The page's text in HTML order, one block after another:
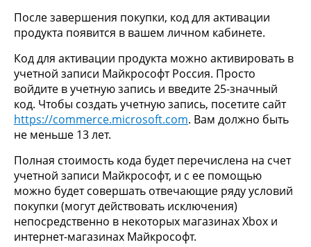
После завершения покупки, код для активации
продукта появится в вашем личном кабинете.
Код для активации продукта можно активировать в
учетной записи Майкрософт Россия. Просто
войдите в учетную запись и введите 25-значный
код. Чтобы создать учетную запись, посетите сайт
https://commerce.microsoft.com. Вам должно быть
не меньше 13 лет.
Полная стоимость кода будет перечислена на счет
учетной записи Майкрософт, и с ее помощью
можно будет совершать отвечающие ряду условий
покупки (могут действовать исключения)
непосредственно в некоторых магазинах Xbox и
интернет-магазинах Майкрософт.